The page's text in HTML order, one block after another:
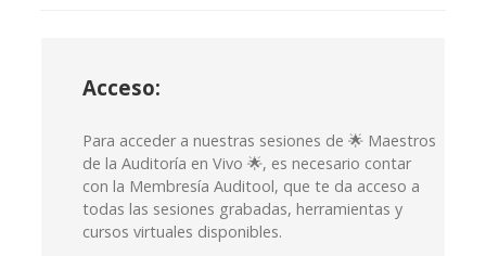
Acceso:
Para acceder a nuestras sesiones de 🌟 Maestros
de la Auditoría en Vivo 🌟, es necesario contar
con la Membresía Auditool, que te da acceso a
todas las sesiones grabadas, herramientas y
cursos virtuales disponibles.